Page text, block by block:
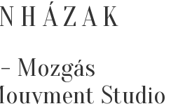
Mozgás
Studio